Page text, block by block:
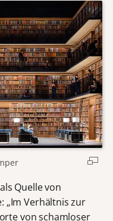
Quelle von
„Im Verhältnis zur
von schamloser